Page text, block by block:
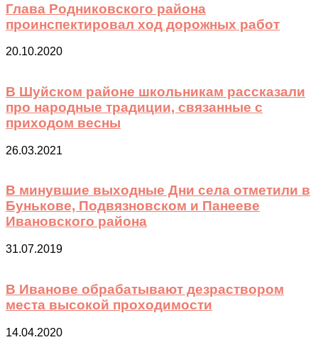
Глава Родниковского района
проинспектировал ход дорожных работ
20.10.2020
В Шуйском районе школьникам рассказали
про народные традиции, связанные с
приходом весны
26.03.2021
В минувшие выходные Дни села отметили в
Бунькове, Подвязновском и Панееве
Ивановского района
31.07.2019
В Иванове обрабатывают дезраствором
места высокой проходимости
14.04.2020